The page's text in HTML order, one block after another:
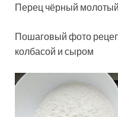
Перец чёрный
Пошаговый фото
колбасой и сыром